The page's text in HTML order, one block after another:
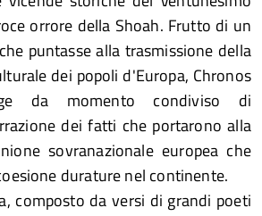
orrore della Shoah. Frutto di un
puntasse alla trasmissione della
dei popoli d'Europa, Chronos
da momento condiviso di
dei fatti che portarono alla
sovranazionale europea che
durature nel continente.
composto da versi di grandi poeti